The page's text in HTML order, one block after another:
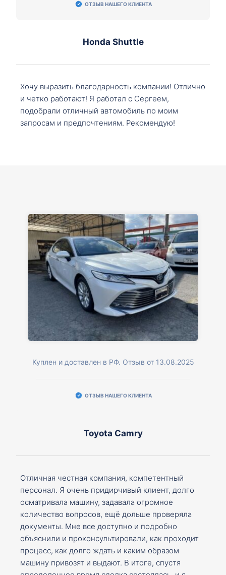
ОТЗЫВ НАШЕГО КЛИЕНТА
Honda Shuttle
Хочу выразить благодарность компании! Отлично
и четко работают! Я работал с Сергеем,
подобрали отличный автомобиль по моим
запросам и предпочтениям. Рекомендую!
Куплен и доставлен в РФ. Отзыв от 13.08.2025
ОТЗЫВ НАШЕГО КЛИЕНТА
Toyota Camry
Отличная честная компания, компетентный
персонал. Я очень придирчивый клиент, долго
осматривала машину, задавала огромное
количество вопросов, ещё дольше проверяла
документы. Мне все доступно и подробно
объяснили и проконсультировали, как проходит
процесс, как долго ждать и каким образом
машину привозят и выдают. В итоге, спустя